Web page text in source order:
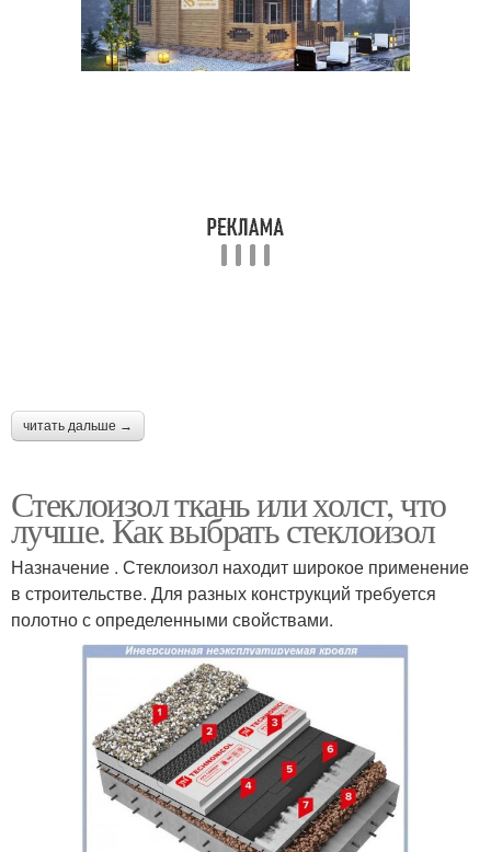
читать дальше →
Стеклоизол ткань или холст, что
лучше. Как выбрать стеклоизол
Назначение . Стеклоизол находит широкое применение
в строительстве. Для разных конструкций требуется
полотно с определенными свойствами.